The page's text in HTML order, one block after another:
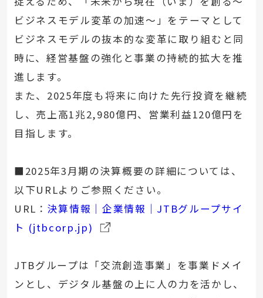
ビジネスモデル変革の加速～」をテーマとして
ビジネスモデルの抜本的な変革に取り組むと同
時に、経営基盤の強化と事業の持続的拡大を推
進します。
また、2025年度も将来に向けた先行投資を継続
し、売上高1兆2,980億円、営業利益120億円を
目指します。
■2025年3月期の決算概要の詳細については、
以下URLよりご参照ください。
URL： 決算情報｜企業情報｜JTBグループサイ
ト (jtbcorp.jp)
JTBグループは「交流創造事業」を事業ドメイ
ンとし、デジタル基盤の上に人の力を活かし、